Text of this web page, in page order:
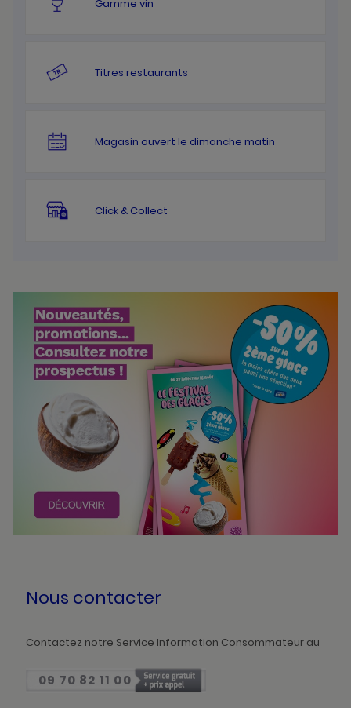
Gamme vin
Titres restaurants
Magasin ouvert le dimanche matin
Click & Collect
Nous contacter
Contactez notre Service Information Consommateur au
09 70 82 11 00